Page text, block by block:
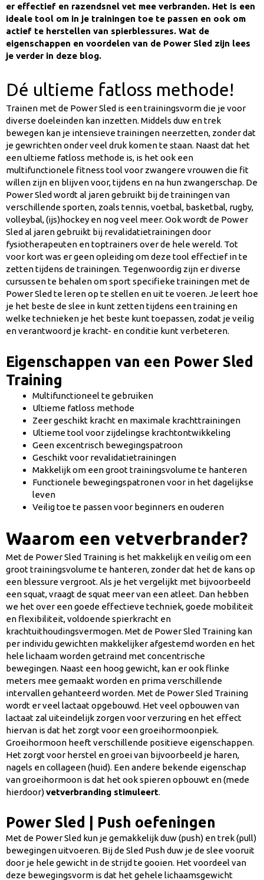
er effectief en razendsnel vet mee verbranden. Het is een
ideale tool om in je trainingen toe te passen en ook om
actief te herstellen van spierblessures. Wat de
eigenschappen en voordelen van de Power Sled zijn lees
je verder in deze blog.
Dé ultieme fatloss methode!
Trainen met de Power Sled is een trainingsvorm die je voor
diverse doeleinden kan inzetten. Middels duw en trek
bewegen kan je intensieve trainingen neerzetten, zonder dat
je gewrichten onder veel druk komen te staan. Naast dat het
een ultieme fatloss methode is, is het ook een
multifunctionele fitness tool voor zwangere vrouwen die fit
willen zijn en blijven voor, tijdens en na hun zwangerschap. De
Power Sled wordt al jaren gebruikt bij de trainingen van
verschillende sporten, zoals tennis, voetbal, basketbal, rugby,
volleybal, (ijs)hockey en nog veel meer. Ook wordt de Power
Sled al jaren gebruikt bij revalidatietrainingen door
fysiotherapeuten en toptrainers over de hele wereld. Tot
voor kort was er geen opleiding om deze tool effectief in te
zetten tijdens de trainingen. Tegenwoordig zijn er diverse
cursussen te behalen om sport specifieke trainingen met de
Power Sled te leren op te stellen en uit te voeren. Je leert hoe
je het beste de slee in kunt zetten tijdens een training en
welke technieken je het beste kunt toepassen, zodat je veilig
en verantwoord je kracht- en conditie kunt verbeteren.
Eigenschappen van een Power Sled
Training
Multifunctioneel te gebruiken
Ultieme fatloss methode
Zeer geschikt kracht en maximale krachttrainingen
Ultieme tool voor zijdelingse krachtontwikkeling
Geen excentrisch bewegingspatroon
Geschikt voor revalidatietrainingen
Makkelijk om een groot trainingsvolume te hanteren
Functionele bewegingspatronen voor in het dagelijkse
leven
Veilig toe te passen voor beginners en ouderen
Waarom een vetverbrander?
Met de Power Sled Training is het makkelijk en veilig om een
groot trainingsvolume te hanteren, zonder dat het de kans op
een blessure vergroot. Als je het vergelijkt met bijvoorbeeld
een squat, vraagt de squat meer van een atleet. Dan hebben
we het over een goede effectieve techniek, goede mobiliteit
en flexibiliteit, voldoende spierkracht en
krachtuithoudingsvermogen. Met de Power Sled Training kan
per individu gewichten makkelijker afgestemd worden en het
hele lichaam worden getraind met concentrische
bewegingen. Naast een hoog gewicht, kan er ook flinke
meters mee gemaakt worden en prima verschillende
intervallen gehanteerd worden. Met de Power Sled Training
wordt er veel lactaat opgebouwd. Het veel opbouwen van
lactaat zal uiteindelijk zorgen voor verzuring en het effect
hiervan is dat het zorgt voor een groeihormoonpiek.
Groeihormoon heeft verschillende positieve eigenschappen.
Het zorgt voor herstel en groei van bijvoorbeeld je haren,
nagels en collageen (huid). Een andere bekende eigenschap
van groeihormoon is dat het ook spieren opbouwt en (mede
hierdoor)vetverbranding stimuleert.
Power Sled | Push oefeningen
Met de Power Sled kun je gemakkelijk duw (push) en trek (pull)
bewegingen uitvoeren. Bij de Sled Push duw je de slee vooruit
door je hele gewicht in de strijd te gooien. Het voordeel van
deze bewegingsvorm is dat het gehele lichaamsgewicht